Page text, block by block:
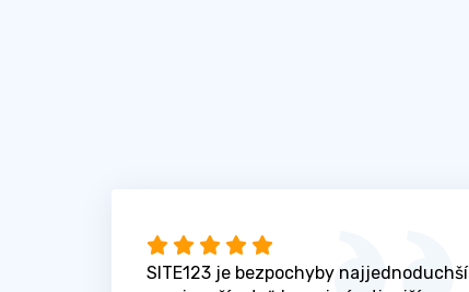
SITE123 je bezpochyby najjednoduchší